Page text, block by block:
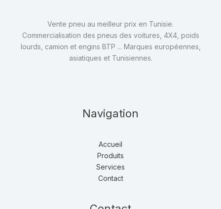
Vente pneu au meilleur prix en Tunisie.
Commercialisation des pneus des voitures, 4X4, poids
lourds, camion et engins BTP ... Marques européennes,
asiatiques et Tunisiennes.
Navigation
Accueil
Produits
Services
Contact